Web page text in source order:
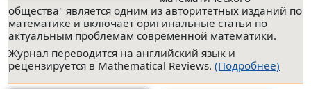
общества" является одним из авторитетных изданий по
математике и включает оригинальные статьи по
актуальным проблемам современной математики.
Журнал переводится на английский язык и
рецензируется в Mathematical Reviews. (Подробнее)